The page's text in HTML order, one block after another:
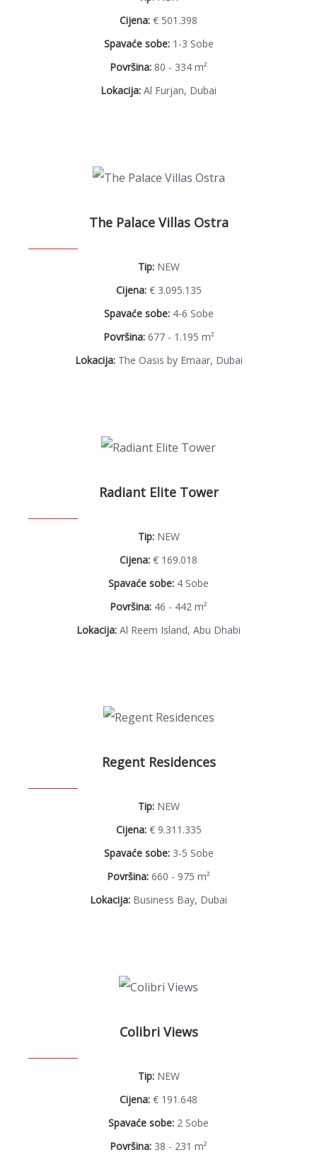
Cijena: € 501.398
Spavaće sobe:1-3 Sobe
Površina: 80 - 334 m²
Lokacija: Al Furjan, Dubai
The Palace Villas Ostra
Tip:NEW
Cijena:€ 3.095.135
Spavaće sobe:4-6 Sobe
Površina:677 - 1.195 m²
Lokacija:The Oasis by Emaar, Dubai
Radiant Elite Tower
Tip:NEW
Cijena: € 169.018
Spavaće sobe: 4 Sobe
Površina: 46 - 442 m²
Lokacija: Al Reem Island, Abu Dhabi
Regent Residences
Tip:NEW
Cijena:€ 9.311.335
Spavaće sobe:3-5 Sobe
Površina: 660 - 975 m²
Lokacija: Business Bay, Dubai
Colibri Views
Tip:NEW
Cijena: € 191.648
Spavaće sobe: 2 Sobe
Površina: 38 - 231 m²